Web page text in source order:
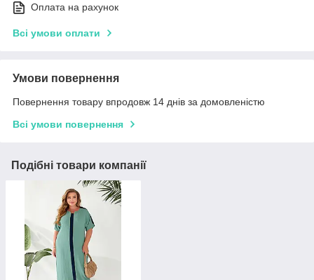
Оплата на рахунок
Всі умови оплати
Умови повернення
Повернення товару впродовж 14 днів за домовленістю
Всі умови повернення
Подібні товари компанії